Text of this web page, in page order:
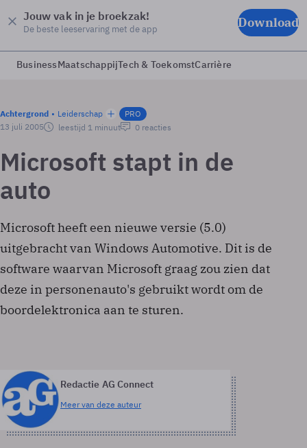
Jouw vak in je broekzak!
De beste leeservaring met de app Download
BusinessMaatschappijTech & ToekomstCarrière
Achtergrond Leiderschap
PRO
13 juli 2005
leestijd 1 minuut 0 reacties
Microsoft stapt in de
auto
Microsoft heeft een nieuwe versie (5.0)
uitgebracht van Windows Automotive. Dit is de
software waarvan Microsoft graag zou zien dat
deze in personenauto's gebruikt wordt om de
boordelektronica aan te sturen.
Redactie AG Connect
Meer van deze auteur